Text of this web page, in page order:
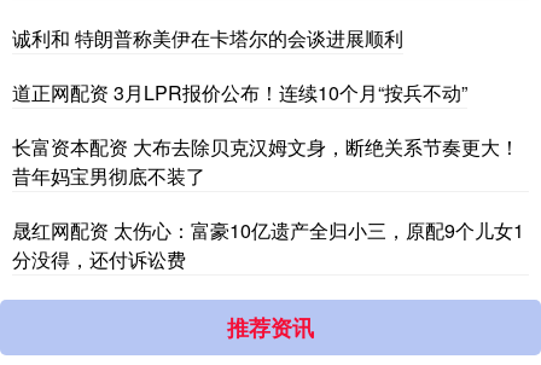
诚利和 特朗普称美伊在卡塔尔的会谈进展顺利
道正网配资 3月LPR报价公布！连续10个月“按兵不动”
长富资本配资 大布去除贝克汉姆文身，断绝关系节奏更大！
昔年妈宝男彻底不装了
晟红网配资 太伤心：富豪10亿遗产全归小三，原配9个儿女1
分没得，还付诉讼费
推荐资讯